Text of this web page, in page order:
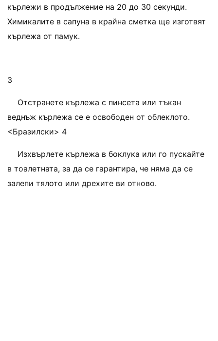
кърлежи в продължение на 20 до 30 секунди.
Химикалите в сапуна в крайна сметка ще изготвят
кърлежа от памук.
3
Отстранете кърлежа с пинсета или тъкан
веднъж кърлежа се е освободен от облеклото.
<Бразилски> 4
Изхвърлете кърлежа в боклука или го пускайте
в тоалетната, за да се гарантира, че няма да се
залепи тялото или дрехите ви отново.